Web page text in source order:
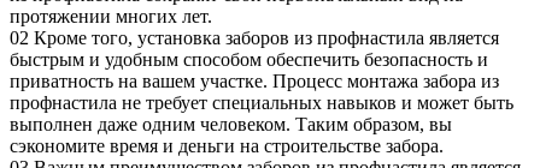
протяжении многих лет.
02 Кроме того, установка заборов из профнастила является
быстрым и удобным способом обеспечить безопасность и
приватность на вашем участке. Процесс монтажа забора из
профнастила не требует специальных навыков и может быть
выполнен даже одним человеком. Таким образом, вы
сэкономите время и деньги на строительстве забора.